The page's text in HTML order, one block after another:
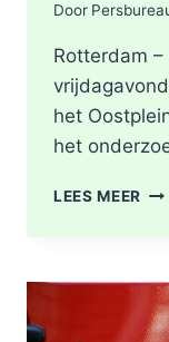
Door
Rotterdam
het
het
LEES MEER
IN